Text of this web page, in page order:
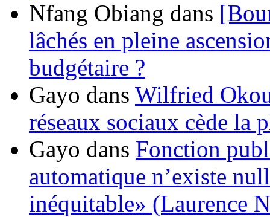
Nfang Obiang dans
lâchés en pleine
budgétaire ?
Gayo dans Wilfried
réseaux sociaux cède la
Gayo dans Fonction
automatique n’existe
inéquitable» (Laurence